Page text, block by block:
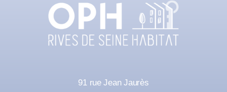
91 rue Jean Jaurès